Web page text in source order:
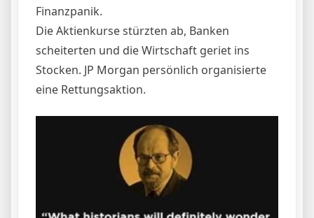
Finanzpanik.
Die Aktienkurse stürzten ab, Banken
scheiterten und die Wirtschaft geriet ins
Stocken. JP Morgan persönlich organisierte
eine Rettungsaktion.